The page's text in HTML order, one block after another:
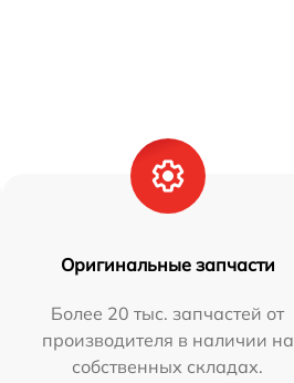
Оригинальные запчасти
Более 20 тыс. запчастей от
производителя в наличии на
собственных складах.